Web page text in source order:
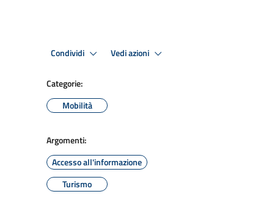
Condividi Vedi azioni
Categorie:
Mobilità
Argomenti:
Accesso all'informazione
Turismo